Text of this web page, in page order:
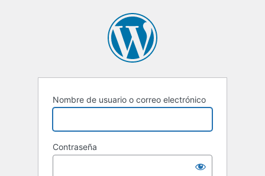
Nombre de usuario o correo electrónico
Contraseña